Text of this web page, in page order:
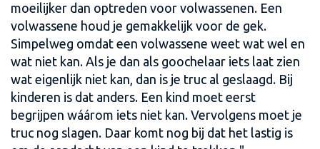
moeilijker dan optreden voor volwassenen. Een
volwassene houd je gemakkelijk voor de gek.
Simpelweg omdat een volwassene weet wat wel en
wat niet kan. Als je dan als goochelaar iets laat zien
wat eigenlijk niet kan, dan is je truc al geslaagd. Bij
kinderen is dat anders. Een kind moet eerst
begrijpen wáárom iets niet kan. Vervolgens moet je
truc nog slagen. Daar komt nog bij dat het lastig is